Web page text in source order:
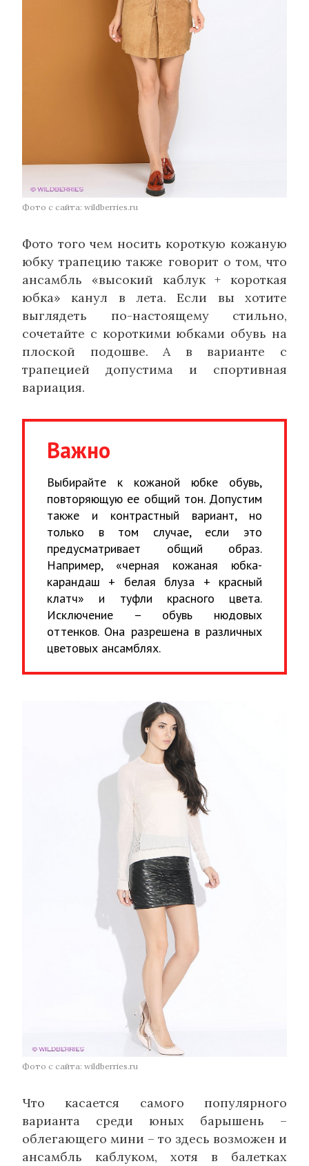
Фото с сайта: wildberries.ru
Фото того чем носить короткую кожаную
юбку трапецию также говорит о том, что
ансамбль «высокий каблук + короткая
юбка» канул в лета. Если вы хотите
выглядеть по-настоящему стильно,
сочетайте с короткими юбками обувь на
плоской подошве. А в варианте с
трапецией допустима и спортивная
вариация.
Важно
Выбирайте к кожаной юбке обувь,
повторяющую ее общий тон. Допустим
также и контрастный вариант, но
только в том случае, если это
предусматривает общий образ.
Например, «черная кожаная юбка-
карандаш + белая блуза + красный
клатч» и туфли красного цвета.
Исключение – обувь нюдовых
оттенков. Она разрешена в различных
цветовых ансамблях.
Фото с сайта: wildberries.ru
Что касается самого популярного
варианта среди юных барышень –
облегающего мини – то здесь возможен и
ансамбль каблуком, хотя в балетках